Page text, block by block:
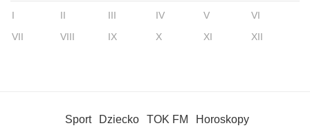
I II III IV V
VI
VII
VIII IX X XI XII
Sport Dziecko TOK FM Horoskopy